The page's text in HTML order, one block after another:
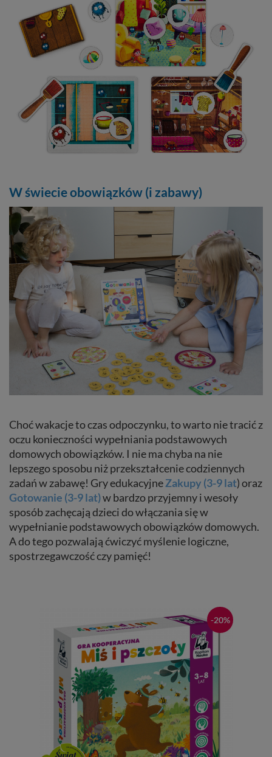
W świecie obowiązków (i zabawy)
Choć wakacje to czas odpoczynku, to warto nie tracić z
oczu konieczności wypełniania podstawowych
domowych obowiązków. I nie ma chyba na nie
lepszego sposobu niż przekształcenie codziennych
zadań w zabawę! Gry edukacyjneZakupy (3-9 lat) oraz
Gotowanie (3-9 lat)w bardzo przyjemny i wesoły
sposób zachęcają dzieci do włączania się w
wypełnianie podstawowych obowiązków domowych.
A do tego pozwalają ćwiczyć myślenie logiczne,
spostrzegawczość czy pamięć!
-20%